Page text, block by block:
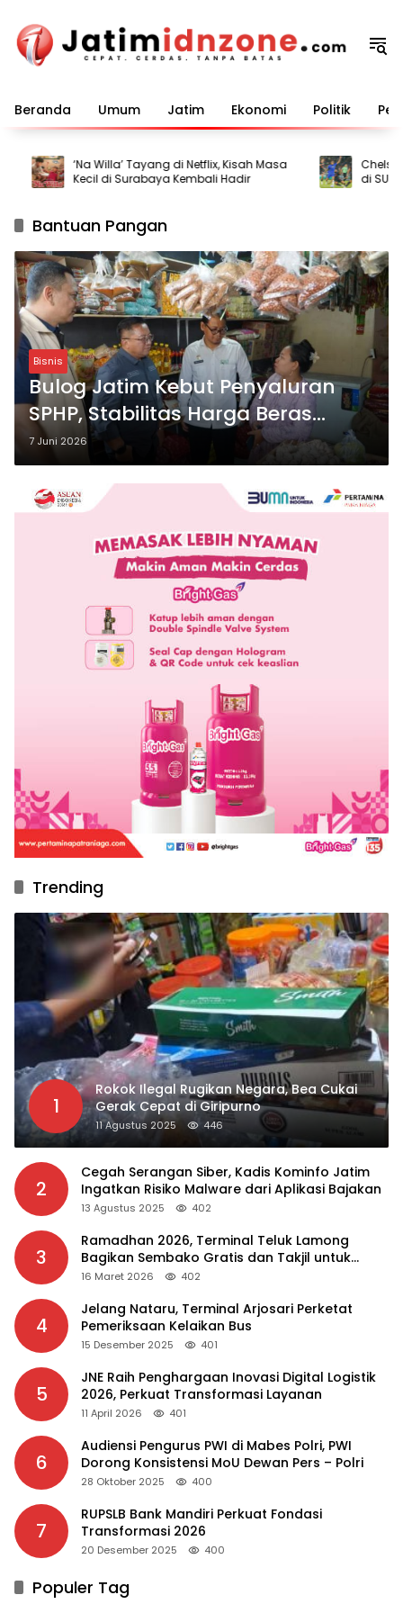
konten
Beranda Umum Jatim Ekonomi Politik
‘Na Willa’ Tayang di Netflix, Kisah Masa
Kecil di Surabaya Kembali Hadir
Chelsea
di SUGBK
Bantuan Pangan
Bisnis
Bulog Jatim Kebut Penyaluran
SPHP, Stabilitas Harga Beras
Tetap Terjaga
7 Juni 2026
Trending
1
Rokok Ilegal Rugikan Negara, Bea Cukai
Gerak Cepat di Giripurno
11 Agustus 2025 446
2
Cegah Serangan Siber, Kadis Kominfo Jatim
Ingatkan Risiko Malware dari Aplikasi Bajakan
13 Agustus 2025 402
3
Ramadhan 2026, Terminal Teluk Lamong
Bagikan Sembako Gratis dan Takjil untuk
Masyarakat
16 Maret 2026 402
4
Jelang Nataru, Terminal Arjosari Perketat
Pemeriksaan Kelaikan Bus
15 Desember 2025 401
5
JNE Raih Penghargaan Inovasi Digital Logistik
2026, Perkuat Transformasi Layanan
11 April 2026 401
6
Audiensi Pengurus PWI di Mabes Polri, PWI
Dorong Konsistensi MoU Dewan Pers – Polri
28 Oktober 2025 400
7
RUPSLB Bank Mandiri Perkuat Fondasi
Transformasi 2026
20 Desember 2025 400
Populer Tag